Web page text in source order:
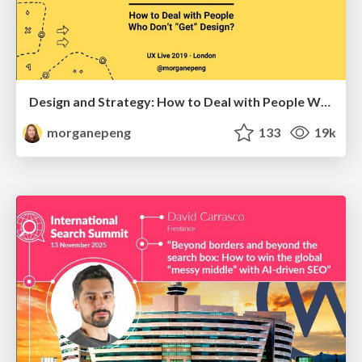
Design and Strategy: How to Deal with People Who Don’t "Get" Design
morganepeng
133 19k